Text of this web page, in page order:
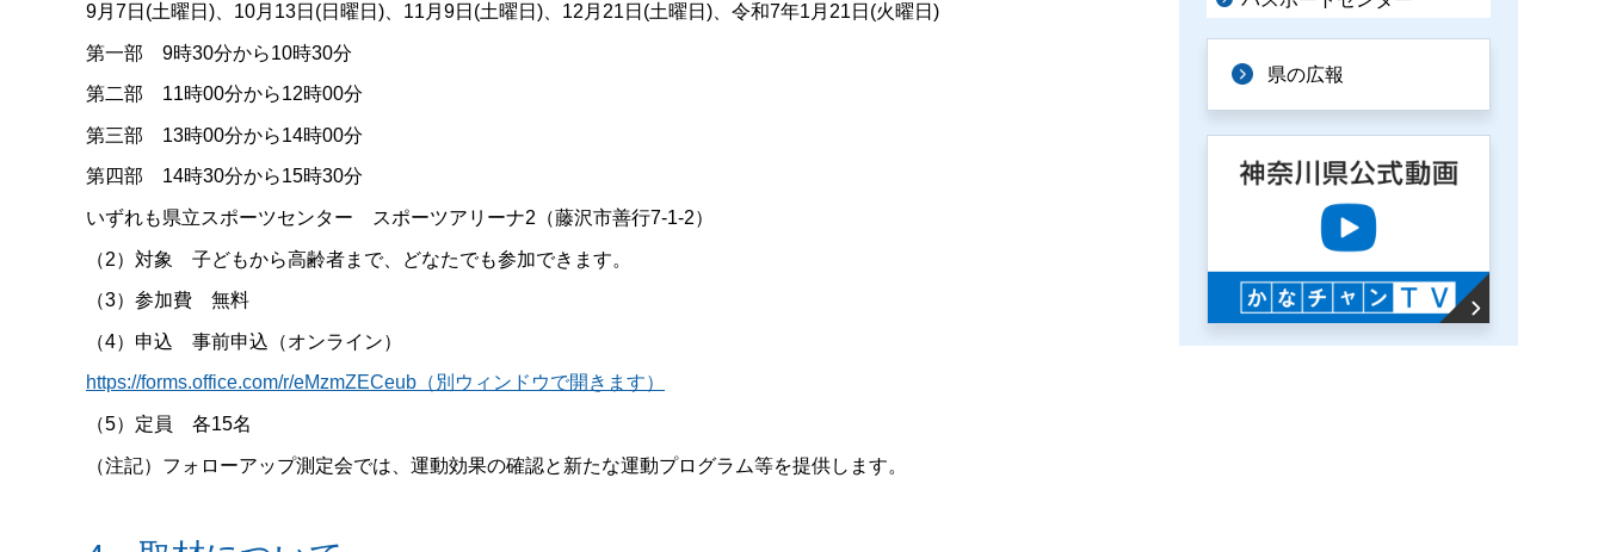
9月7日(土曜日)、10月13日(日曜日)、11月9日(土曜日)、12月21日(土曜日)、令和7年1月21日(火曜日)
第一部 9時30分から10時30分
第二部 11時00分から12時00分
第三部 13時00分から14時00分
第四部 14時30分から15時30分
いずれも県立スポーツセンター スポーツアリーナ2（藤沢市善行7-1-2）
（2）対象 子どもから高齢者まで、どなたでも参加できます。
（3）参加費 無料
（4）申込 事前申込（オンライン）
https://forms.office.com/r/eMzmZECeub（別ウィンドウで開きます）
（5）定員 各15名
（注記）フォローアップ測定会では、運動効果の確認と新たな運動プログラム等を提供します。
県の広報